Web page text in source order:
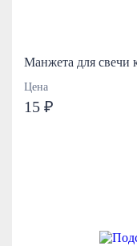
Манжета для свечи
Цена
15 ₽